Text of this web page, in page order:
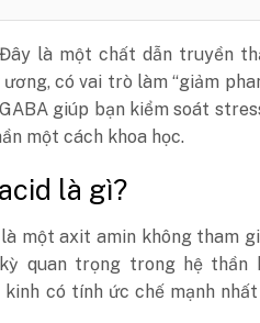
Đây là một chất dẫn truyền
có vai trò làm “giảm
giúp bạn kiểm soát
một cách khoa học.
là gì?
một axit amin không tham
quan trọng trong hệ thần
có tính ức chế mạnh